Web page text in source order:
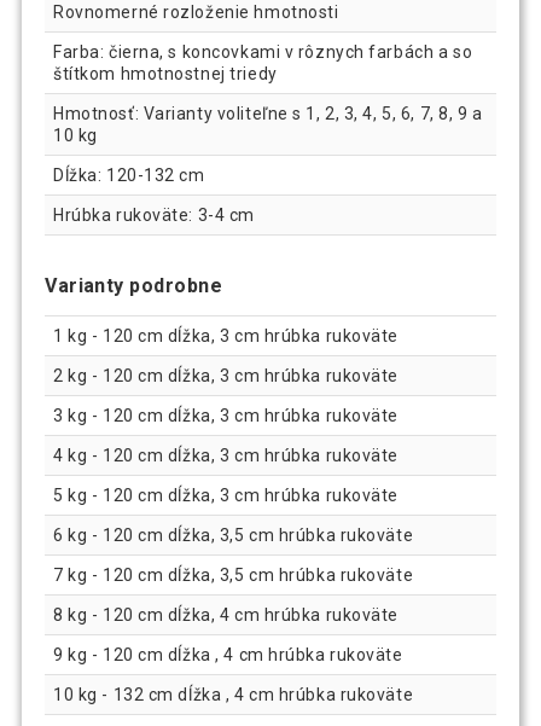
Rovnomerné rozloženie hmotnosti
Farba: čierna, s koncovkami v rôznych farbách a so
štítkom hmotnostnej triedy
Hmotnosť: Varianty voliteľne s 1, 2, 3, 4, 5, 6, 7, 8, 9 a
10 kg
Dĺžka: 120-132 cm
Hrúbka rukoväte: 3-4 cm
Varianty podrobne
1 kg - 120 cm dĺžka, 3 cm hrúbka rukoväte
2 kg - 120 cm dĺžka, 3 cm hrúbka rukoväte
3 kg - 120 cm dĺžka, 3 cm hrúbka rukoväte
4 kg - 120 cm dĺžka, 3 cm hrúbka rukoväte
5 kg - 120 cm dĺžka, 3 cm hrúbka rukoväte
6 kg - 120 cm dĺžka, 3,5 cm hrúbka rukoväte
7 kg - 120 cm dĺžka, 3,5 cm hrúbka rukoväte
8 kg - 120 cm dĺžka, 4 cm hrúbka rukoväte
9 kg - 120 cm dĺžka , 4 cm hrúbka rukoväte
10 kg - 132 cm dĺžka , 4 cm hrúbka rukoväte